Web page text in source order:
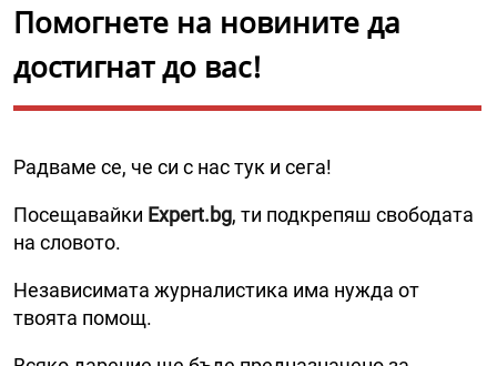
Помогнете на новините да
достигнат до вас!
Радваме се, че си с нас тук и сега!
Посещавайки Expert.bg, ти подкрепяш свободата
на словото.
Независимата журналистика има нужда от
твоята помощ.